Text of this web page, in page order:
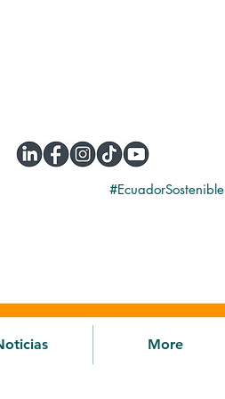
#EcuadorSostenible
More